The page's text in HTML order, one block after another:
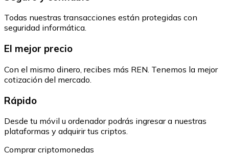
Todas nuestras transacciones están protegidas con
seguridad informática.
El mejor precio
Con el mismo dinero, recibes más REN. Tenemos la mejor
cotización del mercado.
Rápido
Desde tu móvil u ordenador podrás ingresar a nuestras
plataformas y adquirir tus criptos.
Comprar criptomonedas